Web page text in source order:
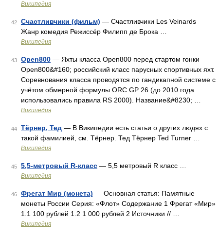
Википедия
42 Счастливчики (фильм) — Счастливчики Les Veinards
Жанр комедия Режиссёр Филипп де Брока …
Википедия
43 Open800 — Яхты класса Open800 перед стартом гонки
Open800&#160; российский класс парусных спортивных яхт.
Соревнования класса проводятся по гандикапной системе с
учётом обмерной формулы ORC GP 26 (до 2010 года
использовались правила RS 2000). Название&#8230; …
Википедия
44 Тёрнер, Тед — В Википедии есть статьи о других людях с
такой фамилией, см. Тёрнер. Тед Тёрнер Ted Turner …
Википедия
45 5,5-метровый R-класс — 5,5 метровый R класс …
Википедия
46 Фрегат Мир (монета) — Основная статья: Памятные
монеты России Серия: «Флот» Содержание 1 Фрегат «Мир»
1.1 100 рублей 1.2 1 000 рублей 2 Источники // …
Википедия